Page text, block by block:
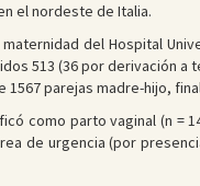
el nordeste de Italia.
del Hospital
513 (36 por derivación
parejas madre-hijo,
como parto vaginal (n =
de urgencia (por